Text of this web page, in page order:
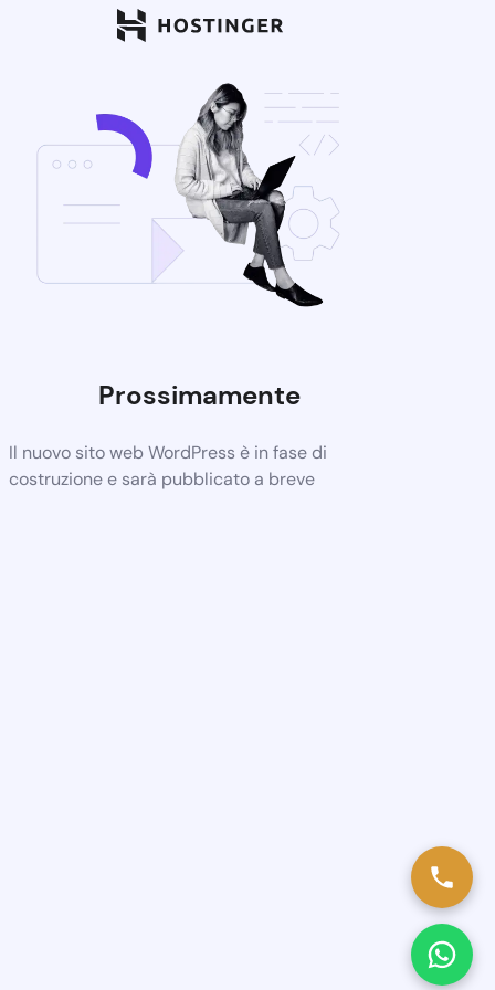
Prossimamente
Il nuovo sito web WordPress è in fase di
costruzione e sarà pubblicato a breve